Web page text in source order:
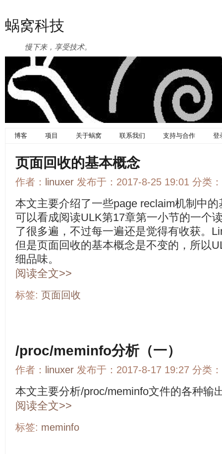
蜗窝科技
慢下来，享受技术。
博客 项目 关于蜗窝 联系我们 支持与合作 登
页面回收的基本概念
作者： linuxer 发布于：2017-8-25 19:01 分类：
本文主要介绍了一些page reclaim机制中
可以看成阅读ULK第17章第一小节的一个
了很多遍，不过每一遍还是觉得有收获。
但是页面回收的基本概念是不变的，所以
细品味。
阅读全文>>
标签: 页面回收
/proc/meminfo分析（一）
作者： linuxer 发布于：2017-8-17 19:27 分类：
本文主要分析/proc/meminfo文件的各种输
阅读全文>>
标签: meminfo